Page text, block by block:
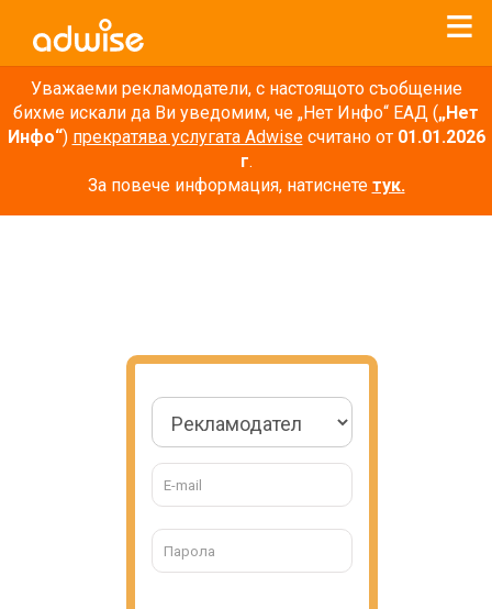
Уважаеми рекламодатели, с настоящото съобщение
бихме искали да Ви уведомим, че „Нет Инфо“ ЕАД („Нет
Инфо“) прекратява услугата Adwiseсчитано от 01.01.2026
г.
За повече информация, натиснете тук.